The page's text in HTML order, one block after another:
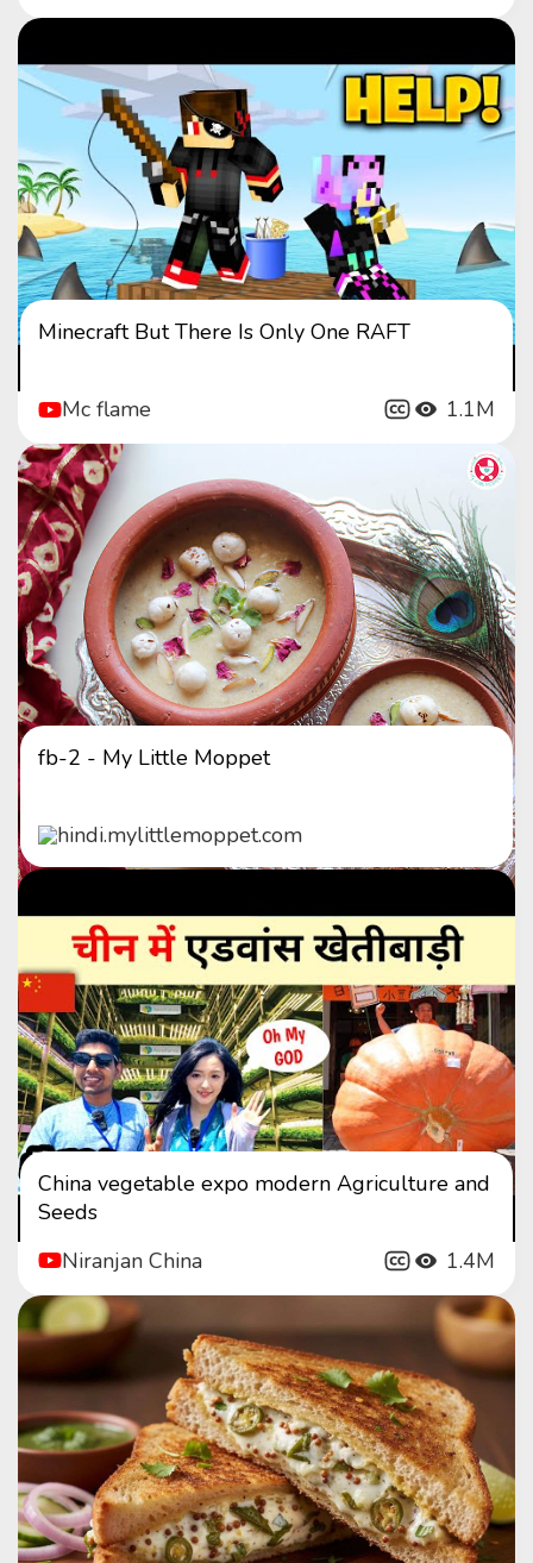
Minecraft But There Is Only One RAFT
Mc flame 1.1M
fb-2 - My Little Moppet
hindi.mylittlemoppet.com
China vegetable expo modern Agriculture and
Seeds
Niranjan China
1.4M